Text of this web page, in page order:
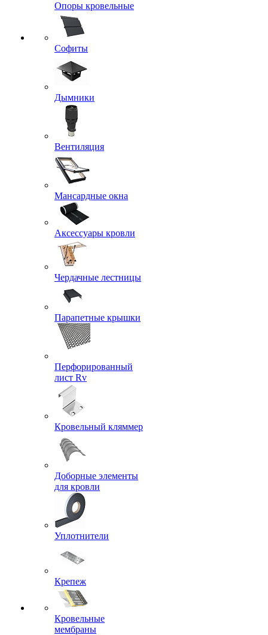
Опоры кровельные
Софиты
Дымники
Вентиляция
Мансардные окна
Аксессуары кровли
Чердачные лестницы
Парапетные крышки
Перфорированный
лист Rv
Кровельный кляммер
Доборные элементы
для кровли
Уплотнители
Крепеж
Кровельные
мембраны